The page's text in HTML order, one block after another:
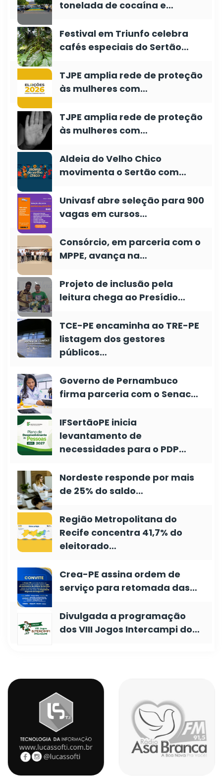
tonelada de cocaína e…
Festival em Triunfo celebra
cafés especiais do Sertão…
TJPE amplia rede de proteção
às mulheres com…
TJPE amplia rede de proteção
às mulheres com…
Aldeia do Velho Chico
movimenta o Sertão com…
Univasf abre seleção para 900
vagas em cursos…
Consórcio, em parceria com o
MPPE, avança na…
Projeto de inclusão pela
leitura chega ao Presídio…
TCE-PE encaminha ao TRE-PE
listagem dos gestores
públicos…
Governo de Pernambuco
firma parceria com o Senac…
IFSertãoPE inicia
levantamento de
necessidades para o PDP…
Nordeste responde por mais
de 25% do saldo…
Região Metropolitana do
Recife concentra 41,7% do
eleitorado…
Crea-PE assina ordem de
serviço para retomada das…
Divulgada a programação
dos VIII Jogos Intercampi do…